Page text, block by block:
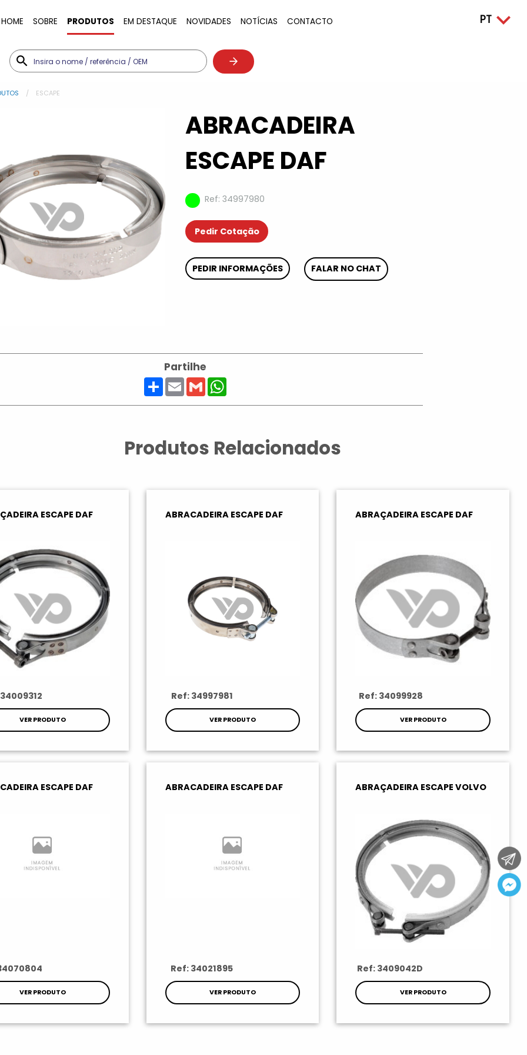
HOME SOBRE PRODUTOS EM DESTAQUE NOVIDADES NOTÍCIAS CONTACTO
ESCAPE
ABRACADEIRA
ESCAPE DAF
Ref: 34997980
Pedir Cotação
PEDIR INFORMAÇÕES FALAR NO CHAT
Partilhe
ShareEmailGmailWhatsApp
Produtos Relacionados
ESCAPE DAF
VER PRODUTO
ABRACADEIRA ESCAPE DAF
Ref: 34997981
VER PRODUTO
ABRAÇADEIRA ESCAPE DAF
Ref: 34099928
VER PRODUTO
ESCAPE DAF
VER PRODUTO
ABRACADEIRA ESCAPE DAF
Ref: 34021895
VER PRODUTO
ABRAÇADEIRA ESCAPE VOLVO
Ref: 3409042D
VER PRODUTO